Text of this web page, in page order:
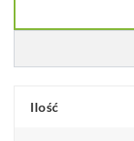
Ilość